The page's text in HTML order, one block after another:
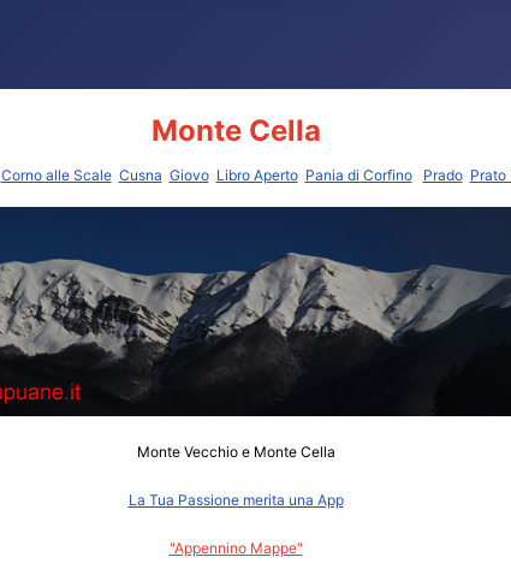
Monte Cella
Corno alle Scale Cusna Giovo Libro Aperto Pania di Corfino Prado Prato
Monte Vecchio e Monte Cella
La Tua Passione merita una App
"Appennino Mappe"